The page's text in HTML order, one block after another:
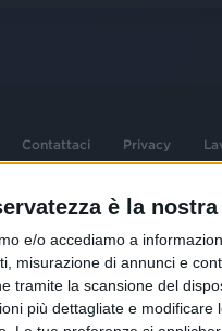
è la
e/o accediamo a
misurazione di annunci e
tramite la scansione del
più dettagliate e modificare
Contattaci Privacy
obblighi derivanti dalla normativa
versato. Iscr. Reg. Imprese
al n° 1125258. Testata giornalistica